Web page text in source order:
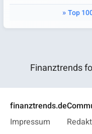
Top
Finanztrends
finanztrends.de
Impressum